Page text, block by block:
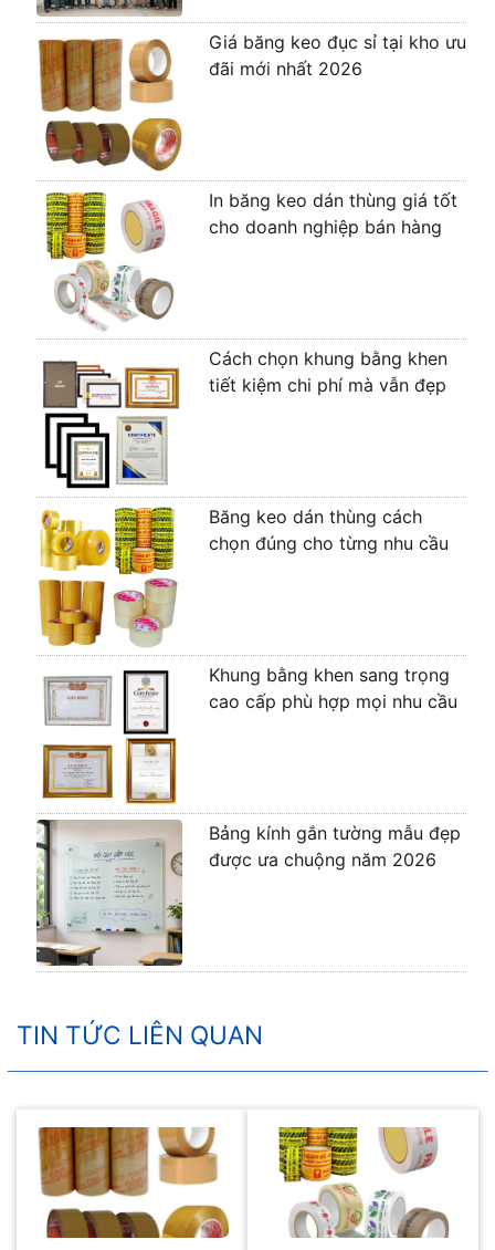
Giá băng keo đục sỉ tại kho ưu
đãi mới nhất 2026
In băng keo dán thùng giá tốt
cho doanh nghiệp bán hàng
Cách chọn khung bằng khen
tiết kiệm chi phí mà vẫn đẹp
Băng keo dán thùng cách
chọn đúng cho từng nhu cầu
Khung bằng khen sang trọng
cao cấp phù hợp mọi nhu cầu
Bảng kính gắn tường mẫu đẹp
được ưa chuộng năm 2026
TIN TỨC LIÊN QUAN